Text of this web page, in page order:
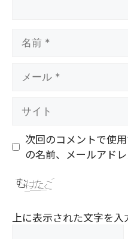
次回のコメントで使
の名前、メールアド
上に表示された文字を入